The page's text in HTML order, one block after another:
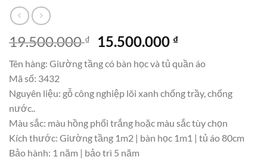
19.500.000₫
Giá
là:
15.500.000 ₫Giá
hiện
tại
15.500.000 ₫.
Tên hàng: Giường tầng có bàn học và tủ quần áo
Mã số: 3432
Nguyên liệu: gỗ công nghiệp lõi xanh chống trầy, chống
nước..
Màu sắc: màu hồng phối trắng hoặc màu sắc tùy chọn
Kích thước: Giường tầng 1m2 | bàn học 1m1 | tủ áo 80cm
Bảo hành: 1 năm | bảo trì 5 năm